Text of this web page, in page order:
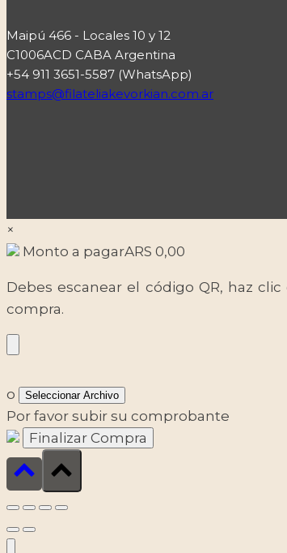
Maipú 466 - Locales 10 y 12
C1006ACD CABA Argentina
+54 911 3651-5587 (WhatsApp)
stamps@filateliakevorkian.com.ar
×
Monto a pagarARS 0,00
Debes escanear el código QR, haz
compra.
o Seleccionar Archivo
Por favor subir su comprobante